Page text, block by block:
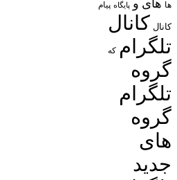
ها های و پایگاه پیام
کانال کانال
تلگرام که
گروه
تلگرام
گروه
های
جدید